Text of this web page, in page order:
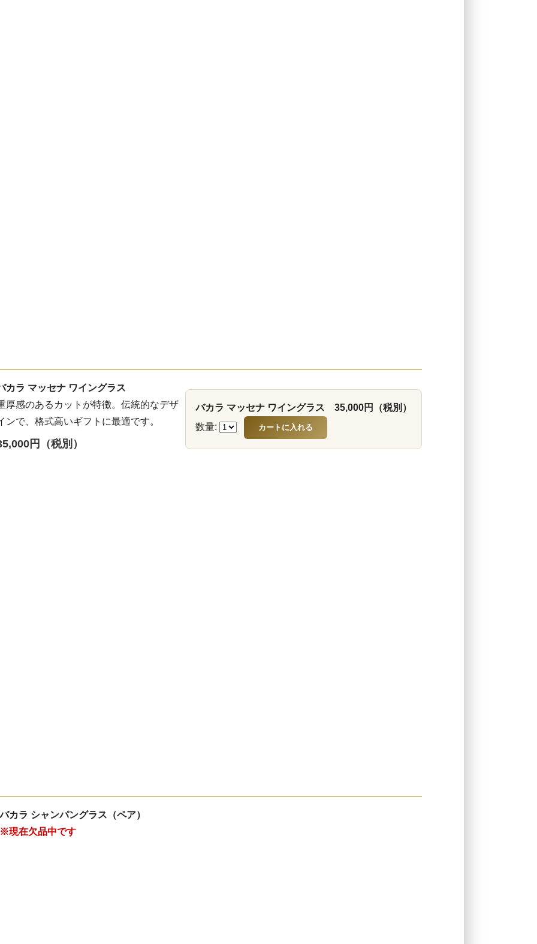
カラ マッセナ ワイングラス
厚感のあるカットが特徴。伝統的なデザ
ンで、格式高いギフトに最適です。
円（税別）
バカラ マッセナ ワイングラス 35,000円（税別）
数量:
バカラ シャンパングラス（ペア）
※現在欠品中です